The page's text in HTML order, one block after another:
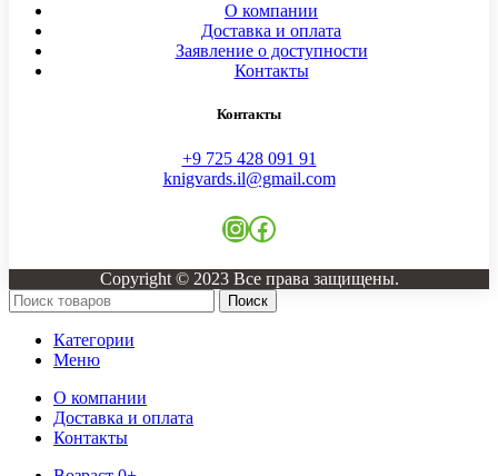
О компании
Доставка и оплата
Заявление о доступности
Контакты
Контакты
+9 725 428 091 91
knigvards.il@gmail.com
Instagram
Facebook
Copyright © 2023 Все права защищены.
Поиск
Категории
Меню
О компании
Доставка и оплата
Контакты